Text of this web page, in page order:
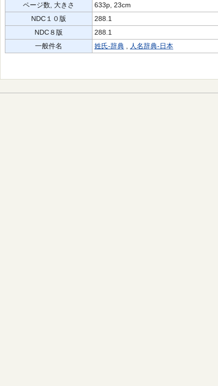
ページ数, 大きさ
633p, 23cm
NDC１０版
288.1
NDC８版
288.1
一般件名
姓氏-辞典 人名辞典-日本